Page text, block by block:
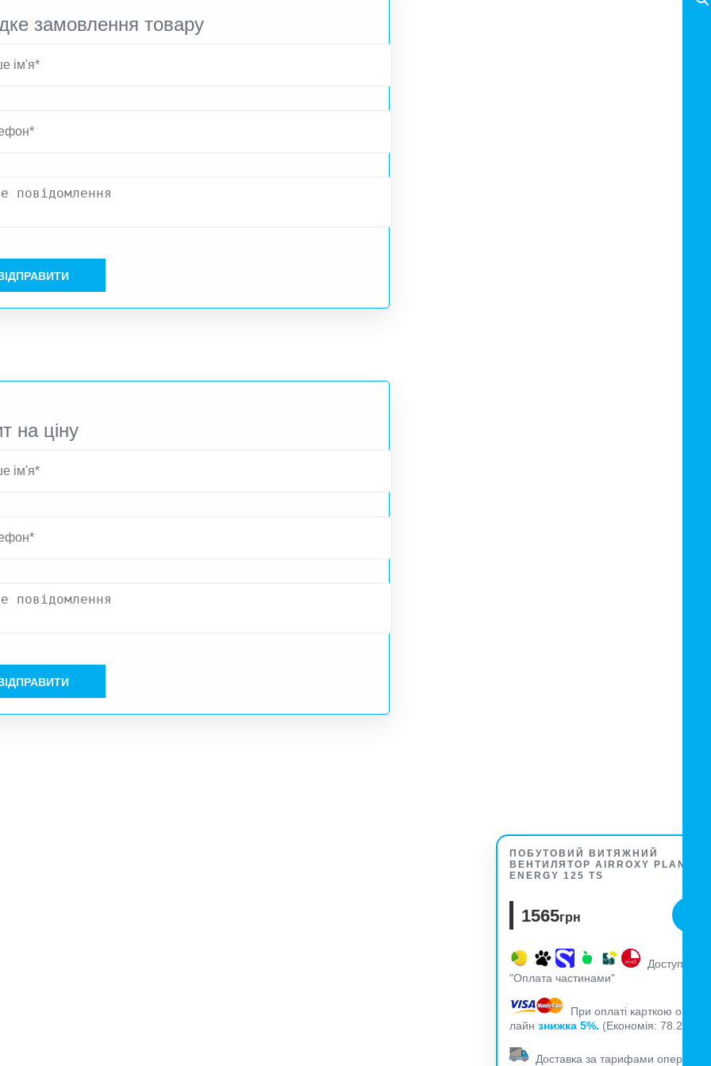
замовлення товару
на ціну
ПОБУТОВИЙ ВИТЯЖНИЙ
ВЕНТИЛЯТОР AIRROXY PLANET
ENERGY 125 TS
1565грн
Доступна
"Оплата частинами"
При оплаті карткою он-
лайн знижка 5%. (Економія: 78.25
Доставка за тарифами